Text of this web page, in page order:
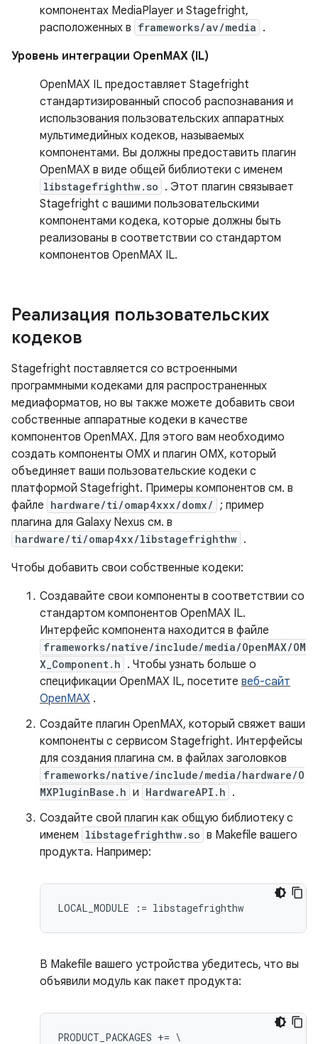
компонентах MediaPlayer и Stagefright,
расположенных в frameworks/av/media .
Уровень интеграции OpenMAX (IL)
OpenMAX IL предоставляет Stagefright
стандартизированный способ распознавания и
использования пользовательских аппаратных
мультимедийных кодеков, называемых
компонентами. Вы должны предоставить плагин
OpenMAX в виде общей библиотеки с именем
libstagefrighthw.so . Этот плагин связывает
Stagefright с вашими пользовательскими
компонентами кодека, которые должны быть
реализованы в соответствии со стандартом
компонентов OpenMAX IL.
Реализация пользовательских
кодеков
Stagefright поставляется со встроенными
программными кодеками для распространенных
медиаформатов, но вы также можете добавить свои
собственные аппаратные кодеки в качестве
компонентов OpenMAX. Для этого вам необходимо
создать компоненты OMX и плагин OMX, который
объединяет ваши пользовательские кодеки с
платформой Stagefright. Примеры компонентов см. в
файле hardware/ti/omap4xxx/domx/ ; пример
плагина для Galaxy Nexus см. в
hardware/ti/omap4xx/libstagefrighthw .
Чтобы добавить свои собственные кодеки:
Создавайте свои компоненты в соответствии со
стандартом компонентов OpenMAX IL.
Интерфейс компонента находится в файле
frameworks/native/include/media/OpenMAX/OM
X_Component.h . Чтобы узнать больше о
спецификации OpenMAX IL, посетите веб-сайт
OpenMAX .
Создайте плагин OpenMAX, который свяжет ваши
компоненты с сервисом Stagefright. Интерфейсы
для создания плагина см. в файлах заголовков
frameworks/native/include/media/hardware/O
MXPluginBase.h и HardwareAPI.h .
Создайте свой плагин как общую библиотеку с
именем libstagefrighthw.so в Makefile вашего
продукта. Например:
В Makefile вашего устройства убедитесь, что вы
объявили модуль как пакет продукта:
PRODUCT_PACKAGES += \